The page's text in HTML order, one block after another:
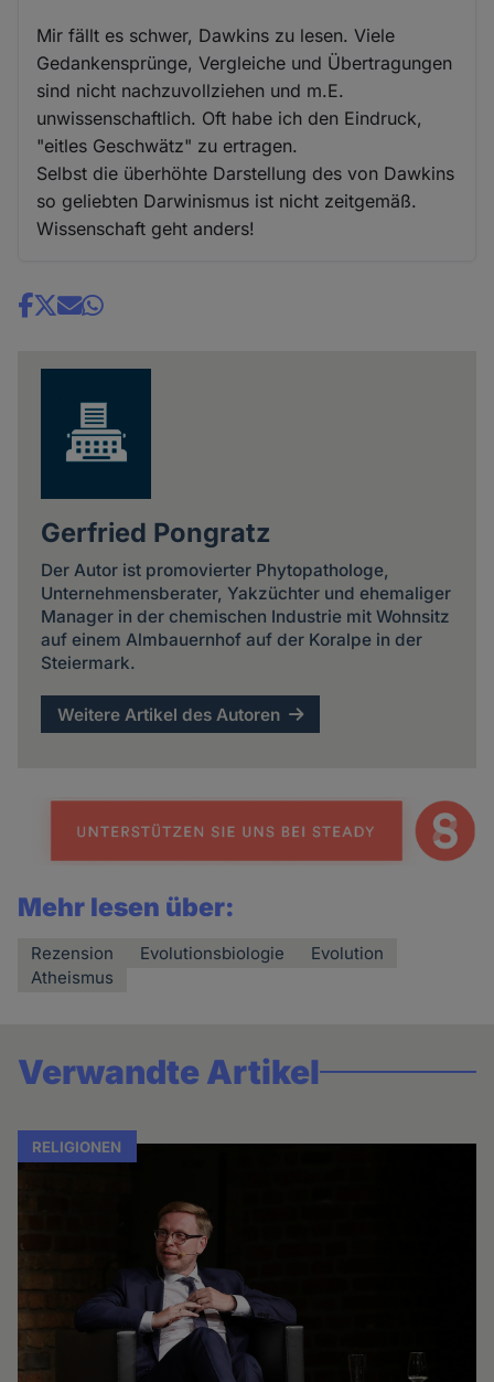
Mir fällt es schwer, Dawkins zu lesen. Viele
Gedankensprünge, Vergleiche und Übertragungen
sind nicht nachzuvollziehen und m.E.
unwissenschaftlich. Oft habe ich den Eindruck,
"eitles Geschwätz" zu ertragen.
Selbst die überhöhte Darstellung des von Dawkins
so geliebten Darwinismus ist nicht zeitgemäß.
Wissenschaft geht anders!
Share
Gerfried Pongratz
Der Autor ist promovierter Phytopathologe,
Unternehmensberater, Yakzüchter und ehemaliger
Manager in der chemischen Industrie mit Wohnsitz
auf einem Almbauernhof auf der Koralpe in der
Steiermark.
Weitere Artikel des Autoren
Mehr lesen über:
Rezension Evolutionsbiologie
Evolution
Atheismus
Verwandte Artikel
RELIGIONEN